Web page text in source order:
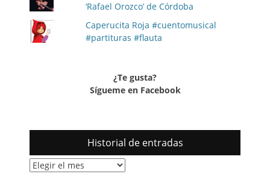
‘Rafael Orozco’ de Córdoba
Caperucita Roja #cuentomusical
#partituras #flauta
¿Te gusta?
Sígueme en Facebook
Historial de entradas
Historial